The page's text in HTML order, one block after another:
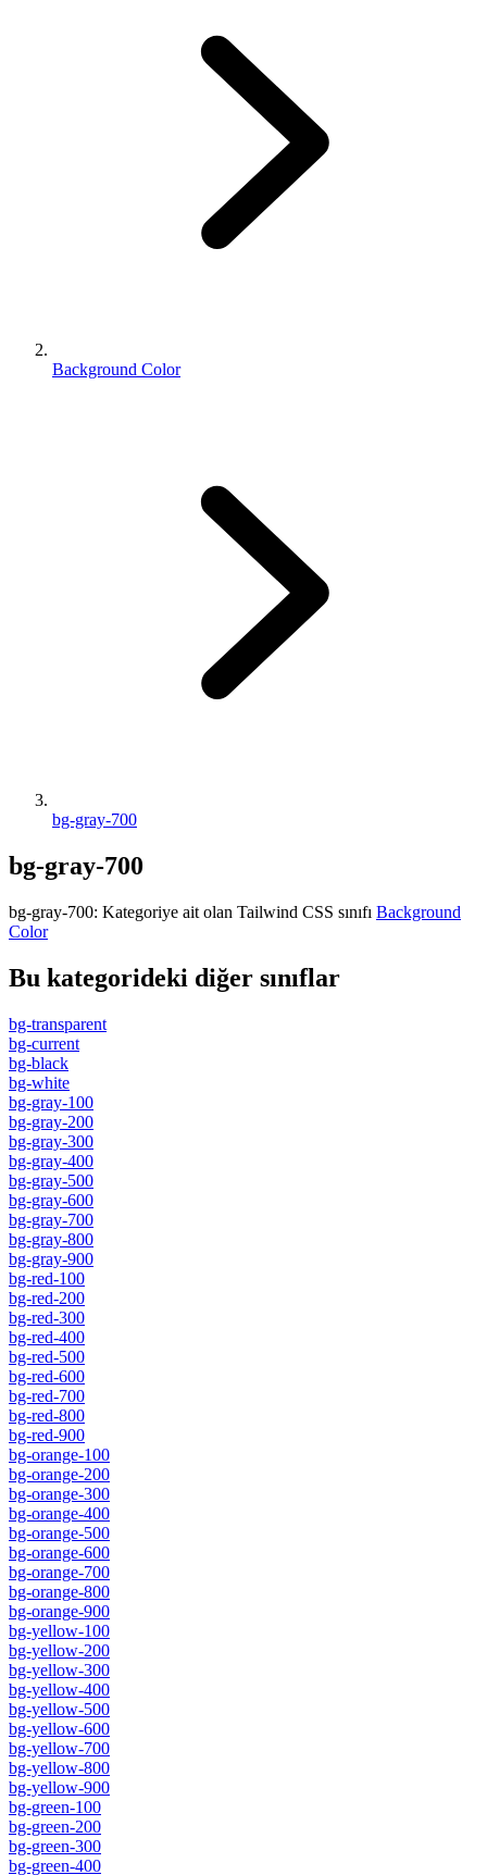
Background Color
bg-gray-700
bg-gray-700
bg-gray-700: Kategoriye ait olan Tailwind CSS sınıfı Background
Color
Bu kategorideki diğer sınıflar
bg-transparent
bg-current
bg-black
bg-white
bg-gray-100
bg-gray-200
bg-gray-300
bg-gray-400
bg-gray-500
bg-gray-600
bg-gray-700
bg-gray-800
bg-gray-900
bg-red-100
bg-red-200
bg-red-300
bg-red-400
bg-red-500
bg-red-600
bg-red-700
bg-red-800
bg-red-900
bg-orange-100
bg-orange-200
bg-orange-300
bg-orange-400
bg-orange-500
bg-orange-600
bg-orange-700
bg-orange-800
bg-orange-900
bg-yellow-100
bg-yellow-200
bg-yellow-300
bg-yellow-400
bg-yellow-500
bg-yellow-600
bg-yellow-700
bg-yellow-800
bg-yellow-900
bg-green-100
bg-green-200
bg-green-300
bg-green-400